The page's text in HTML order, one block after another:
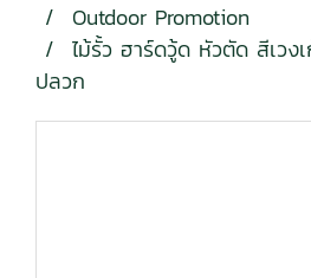
Outdoor Promotion
ไม้รั้ว ฮาร์ดวู้ด หัวตัด สีเว
ปลวก